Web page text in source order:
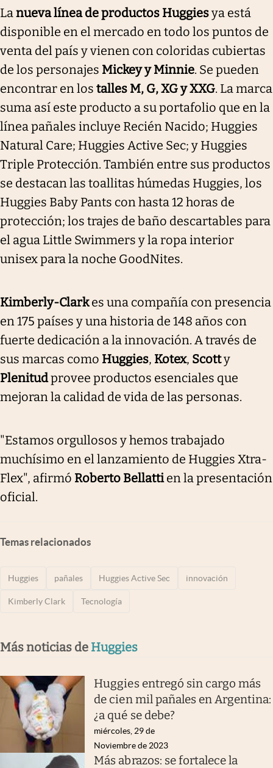
Lanueva línea de productos Huggiesya está
disponible en el mercado en todo los puntos de
venta del país y vienen con coloridas cubiertas
de los personajes Mickey y Minnie. Se pueden
encontrar en los talles M, G, XG y XXG. La marca
suma así este producto a su portafolio que en la
línea pañales incluye Recién Nacido; Huggies
Natural Care; Huggies Active Sec; y Huggies
Triple Protección. También entre sus productos
se destacan las toallitas húmedas Huggies, los
Huggies Baby Pants con hasta 12 horas de
protección; los trajes de baño descartables para
el agua Little Swimmers y la ropa interior
unisex para la noche GoodNites.
Kimberly-Clarkes una compañía con presencia
en 175 países y una historia de 148 años con
fuerte dedicación a la innovación. A través de
sus marcas como Huggies, Kotex, Scotty
Plenitudprovee productos esenciales que
mejoran la calidad de vida de las personas.
"Estamos orgullosos y hemos trabajado
muchísimo en el lanzamiento de Huggies Xtra-
Flex", afirmó Roberto Bellattien la presentación
oficial.
Temas relacionados
Huggies pañales Huggies Active Sec innovación
Kimberly Clark Tecnología
Más noticias de Huggies
Huggies entregó sin cargo más
de cien mil pañales en Argentina:
¿a qué se debe?
miércoles, 29 de
Noviembre de 2023
Más abrazos: se fortalece la